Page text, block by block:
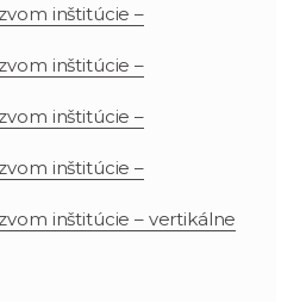
inštitúcie –
inštitúcie –
inštitúcie –
inštitúcie –
inštitúcie – vertikálne